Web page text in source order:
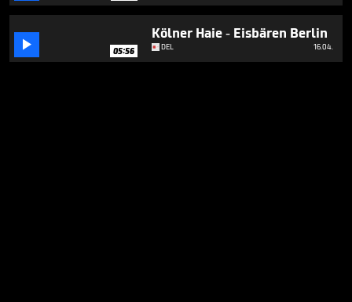
 05:56
Kölner Haie - Eisbären Berlin
DEL 16.04.